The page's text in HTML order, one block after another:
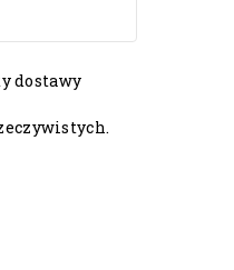
dostawy